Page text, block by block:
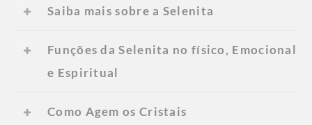
Saiba mais sobre a Selenita
Funções da Selenita no físico, Emocional
e Espiritual
Como Agem os Cristais